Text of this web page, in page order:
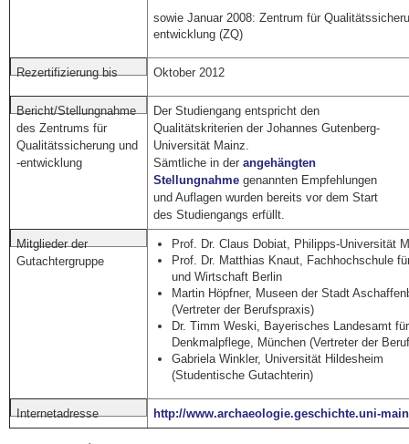
sowie Januar 2008: Zentrum für
entwicklung (ZQ)
Rezertifizierung bis Oktober 2012
Bericht/Stellungnahme
des Zentrums für
Qualitätssicherung und
-entwicklung
Der Studiengang entspricht den
Qualitätskriterien der Johannes Gutenberg-
Universität Mainz.
Sämtliche in derangehängten
Stellungnahme genannten Empfehlungen
und Auflagen wurden bereits vor dem Start
des Studiengangs erfüllt.
Mitglieder der
Gutachtergruppe
Prof. Dr. Claus Dobiat, Philipps-Universität
Prof. Dr. Matthias Knaut, Fachhochschule
und Wirtschaft Berlin
Martin Höpfner, Museen der Stadt
(Vertreter der Berufspraxis)
Dr. Timm Weski, Bayerisches Landesamt für
Denkmalpflege, München (Vertreter der
Gabriela Winkler, Universität Hildesheim
(Studentische Gutachterin)
Internetadresse http://www.archaeologie.geschichte.uni-